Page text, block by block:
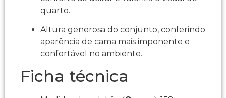
quarto.​
Altura generosa do conjunto, conferindo
aparência de cama mais imponente e
confortável no ambiente.​
Ficha técnica